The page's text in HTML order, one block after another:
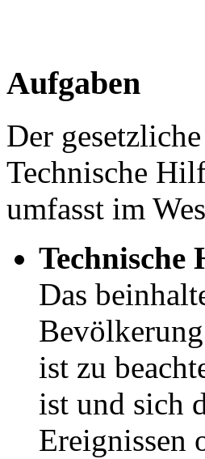
Aufgaben
Der
Technische
umfasst im
Das
ist zu
ist und sich
Ereignissen